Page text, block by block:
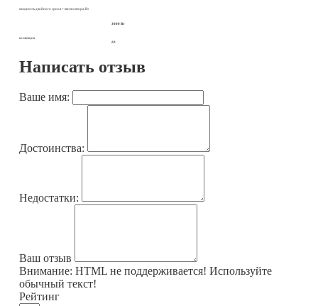
мощность двойного гриля + вентилятора, Вт
3000 Вт
конвекция
да
Написать отзыв
Ваше имя:
Достоинства:
Недостатки:
Ваш отзыв
Внимание: HTML не поддерживается! Используйте
обычный текст!
Рейтинг